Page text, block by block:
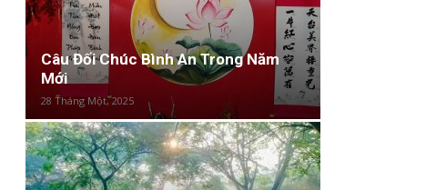
Câu Đối Chúc Bình An Trong Năm
Mới
28 Tháng Một, 2025